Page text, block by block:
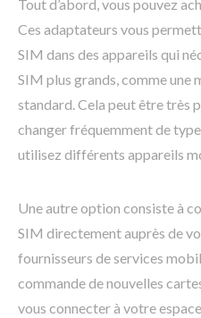
Tout d’abord, vous pouvez
Ces adaptateurs vous
SIM dans des appareils qui
SIM plus grands, comme une
standard. Cela peut être très
changer fréquemment de
utilisez différents appareils
Une autre option consiste à
SIM directement auprès de
fournisseurs de services
commande de nouvelles
vous connecter à votre